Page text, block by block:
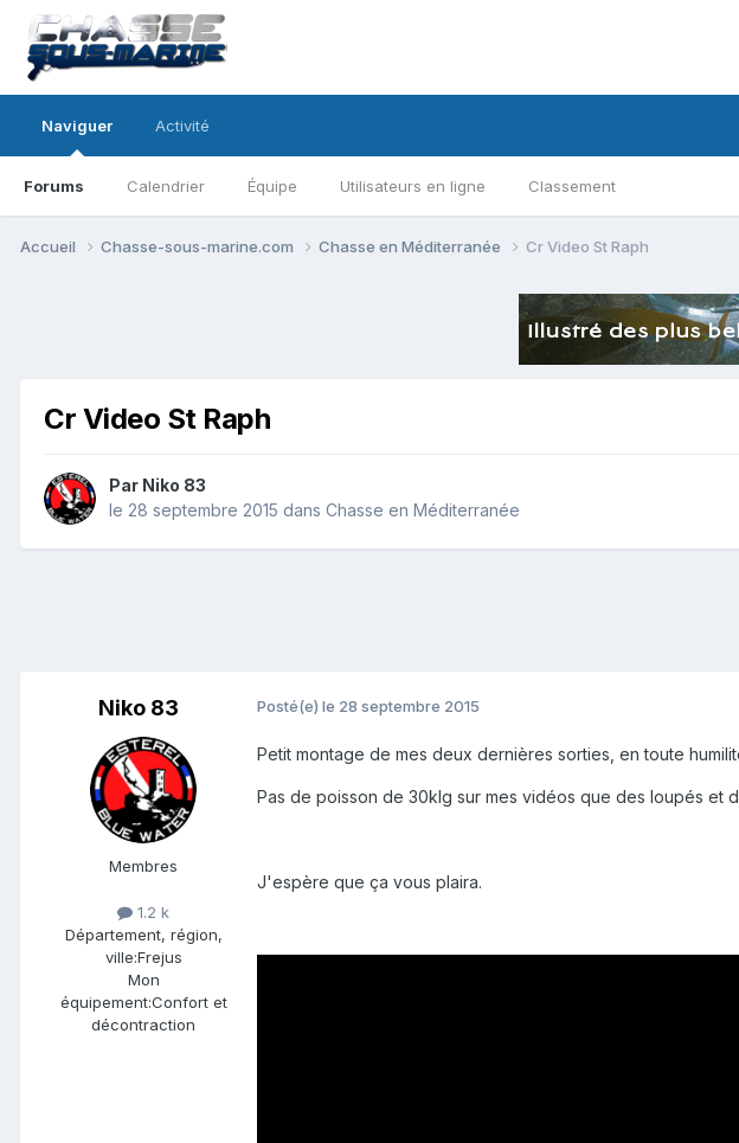
Naviguer
Forums Calendrier Équipe Utilisateurs en ligne Classement
Activité
Accueil Chasse-sous-marine.com Chasse en Méditerranée Cr Video St Raph
Cr Video St Raph
Par Niko 83
le 28 septembre 2015 dans Chasse en Méditerranée
Niko 83
Membres
1.2 k
Département, région,
ville:Frejus
Mon
équipement:Confort et
décontraction
Posté(e) le 28 septembre 2015
Petit montage de mes deux dernières sorties, en toute
Pas de poisson de 30klg sur mes vidéos que des loupés et
J'espère que ça vous plaira.